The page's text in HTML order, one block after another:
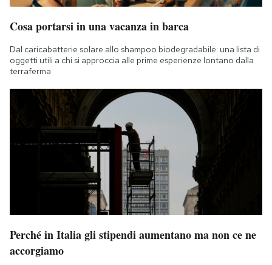
Cosa portarsi in una vacanza in barca
Dal caricabatterie solare allo shampoo biodegradabile: una lista di
oggetti utili a chi si approccia alle prime esperienze lontano dalla
terraferma
Perché in Italia gli stipendi aumentano ma non ce ne
accorgiamo